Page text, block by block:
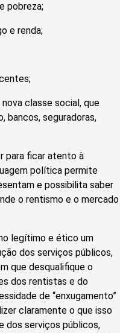
pobreza;
e renda;
classe social, que
bancos, seguradoras,
para ficar atento à
política permite
e possibilita saber
o rentismo e o mercado
legítimo e ético um
dos serviços públicos,
que desqualifique o
dos rentistas e do
de “enxugamento”
claramente o que isso
dos serviços públicos,